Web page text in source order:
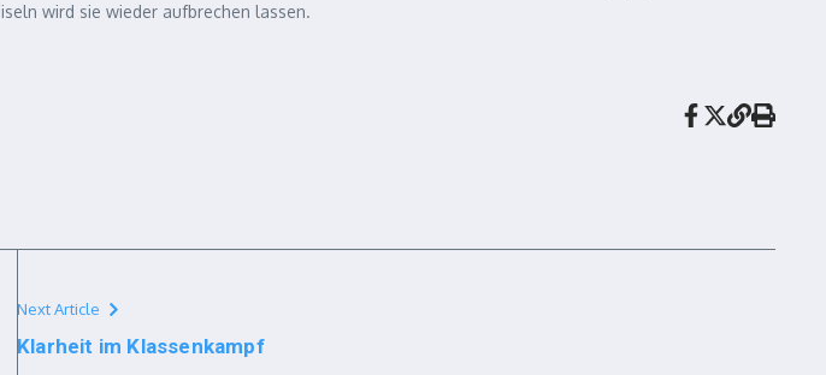
wird sie wieder aufbrechen lassen.
Next Article
Klarheit im Klassenkampf